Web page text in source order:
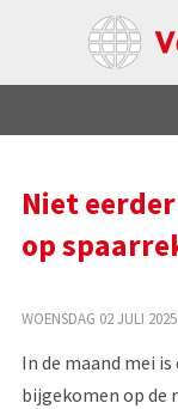
Niet
op
WOENSDAG 02 JULI 2025
In de maand mei
bijgekomen op de